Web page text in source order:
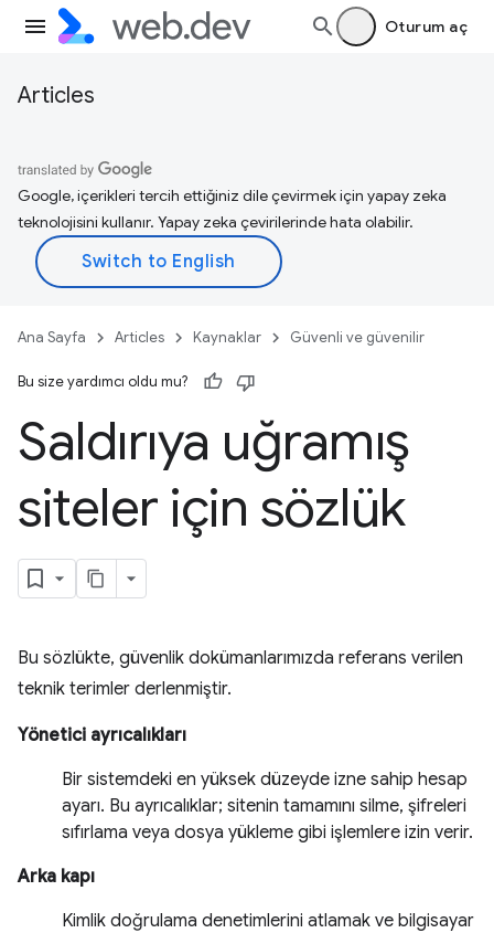
Oturum aç
Articles
Google, içerikleri tercih ettiğiniz dile çevirmek için yapay zeka
teknolojisini kullanır. Yapay zeka çevirilerinde hata olabilir.
Ana Sayfa Articles Kaynaklar Güvenli ve güvenilir
Bu size yardımcı oldu mu?
Saldırıya uğramış
siteler için sözlük
Bu sözlükte, güvenlik dokümanlarımızda referans verilen
teknik terimler derlenmiştir.
Yönetici ayrıcalıkları
Bir sistemdeki en yüksek düzeyde izne sahip hesap
ayarı. Bu ayrıcalıklar; sitenin tamamını silme, şifreleri
sıfırlama veya dosya yükleme gibi işlemlere izin verir.
Arka kapı
Kimlik doğrulama denetimlerini atlamak ve bilgisayar